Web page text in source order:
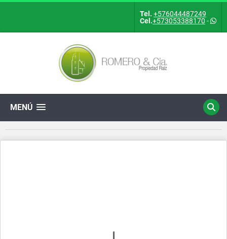
Tel. +576044487249
Cel.+573053388170 -
MENÚ